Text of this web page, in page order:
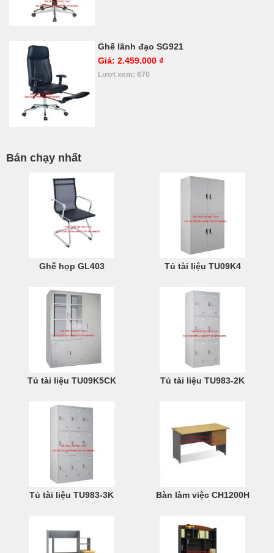
Ghế lãnh đạo SG921
Giá: 2.459.000 ₫
Lượt xem: 670
Bán chạy nhất
Ghế họp GL403 Tủ tài liệu TU09K4
Tủ tài liệu TU09K5CK Tủ tài liệu TU983-2K
Tủ tài liệu TU983-3K Bàn làm việc CH1200H